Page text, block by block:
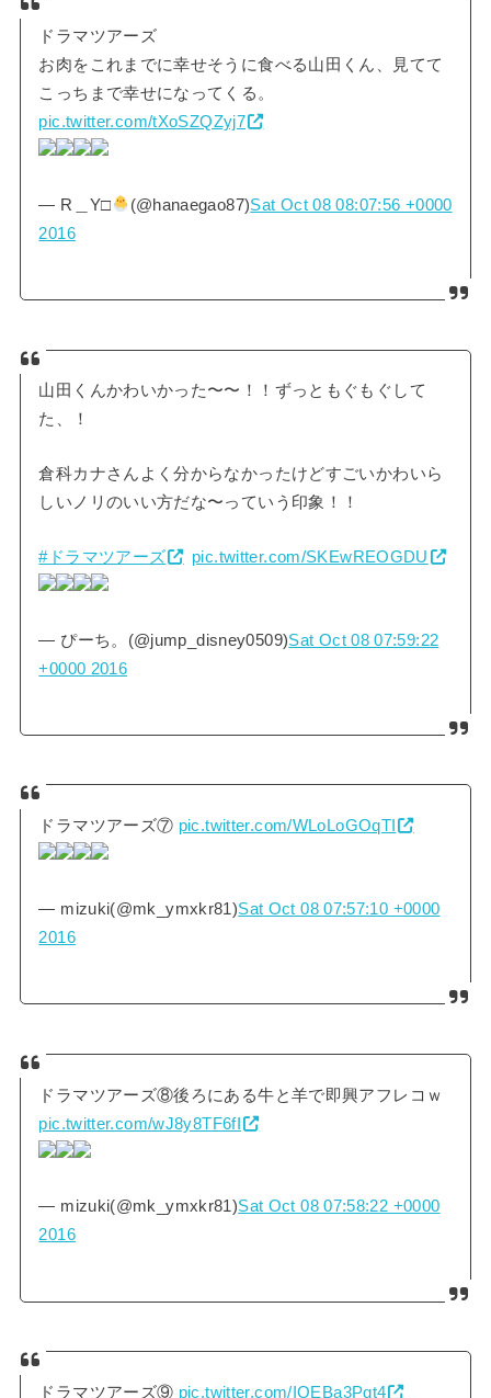
ドラマツアーズ
お肉をこれまでに幸せそうに食べる山田くん、見てて
こっちまで幸せになってくる。
pic.twitter.com/tXoSZQZyj7
— R＿Y□ (@hanaegao87)Sat Oct 08 08:07:56 +0000
2016
山田くんかわいかった〜〜！！ずっともぐもぐして
た、！
倉科カナさんよく分からなかったけどすごいかわいら
しいノリのいい方だな〜っていう印象！！
#ドラマツアーズ pic.twitter.com/SKEwREOGDU
— ぴーち。(@jump_disney0509)Sat Oct 08 07:59:22
+0000 2016
ドラマツアーズ⑦ pic.twitter.com/WLoLoGOqTI
— mizuki(@mk_ymxkr81)Sat Oct 08 07:57:10 +0000
2016
ドラマツアーズ⑧後ろにある牛と羊で即興アフレコｗ
pic.twitter.com/wJ8y8TF6fI
— mizuki(@mk_ymxkr81)Sat Oct 08 07:58:22 +0000
2016
ドラマツアーズ⑨ pic.twitter.com/IOEBa3Pqt4